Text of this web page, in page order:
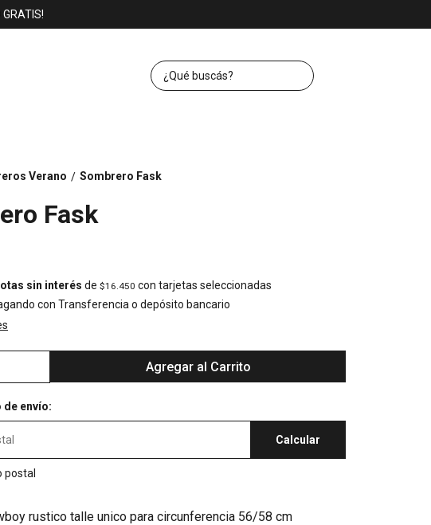
Verano / Sombrero Fask
Fask
sin interés de $16.450 con tarjetas seleccionadas
con Transferencia o depósito bancario
Agregar al Carrito
envío:
Calcular
postal
rustico talle unico para circunferencia 56/58 cm